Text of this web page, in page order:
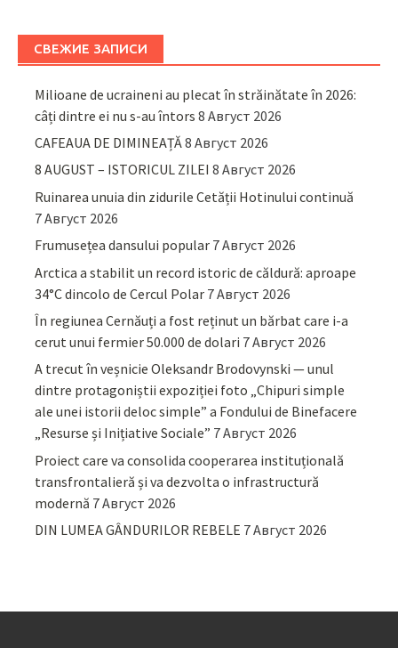
СВЕЖИЕ ЗАПИСИ
Milioane de ucraineni au plecat în străinătate în 2026:
câți dintre ei nu s-au întors 8 Август 2026
CAFEAUA DE DIMINEAȚĂ8 Август 2026
8 AUGUST – ISTORICUL ZILEI 8 Август 2026
Ruinarea unuia din zidurile Cetății Hotinului continuă
7 Август 2026
Frumusețea dansului popular 7 Август 2026
Arctica a stabilit un record istoric de căldură: aproape
34°C dincolo de Cercul Polar 7 Август 2026
În regiunea Cernăuți a fost reținut un bărbat care i-a
cerut unui fermier 50.000 de dolari 7 Август 2026
A trecut în veșnicie Oleksandr Brodovynski — unul
dintre protagoniștii expoziției foto „Chipuri simple
ale unei istorii deloc simple” a Fondului de Binefacere
„Resurse și Inițiative Sociale” 7 Август 2026
Proiect care va consolida cooperarea instituțională
transfrontalieră și va dezvolta o infrastructură
modernă 7 Август 2026
DIN LUMEA GÂNDURILOR REBELE 7 Август 2026